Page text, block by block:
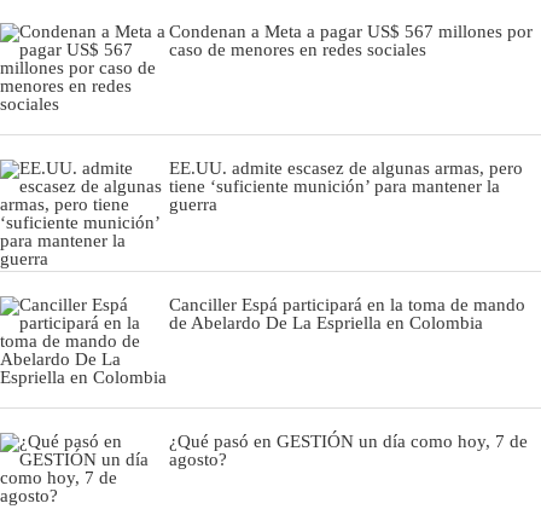
Condenan a Meta a pagar US$ 567 millones por
caso de menores en redes sociales
EE.UU. admite escasez de algunas armas, pero
tiene ‘suficiente munición’ para mantener la
guerra
Canciller Espá participará en la toma de mando
de Abelardo De La Espriella en Colombia
¿Qué pasó en GESTIÓN un día como hoy, 7 de
agosto?